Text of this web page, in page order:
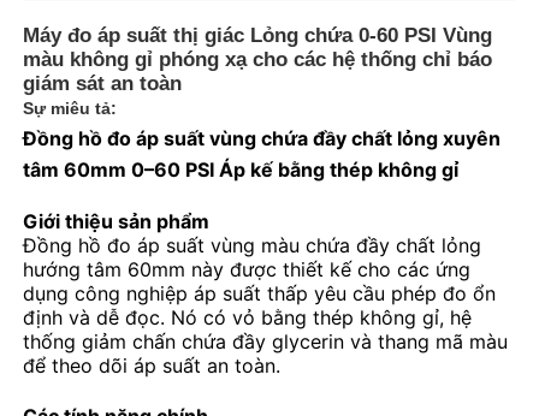
Nhà
Sản phẩm
Về chúng tôi
Máy đo áp suất thị giác Lỏng chứa 0-60 PSI Vùng
màu không gỉ phóng xạ cho các hệ thống chỉ báo
giám sát an toàn
Sự miêu tả:
Đồng hồ đo áp suất vùng chứa đầy chất lỏng xuyên
tâm 60mm 0–60 PSI Áp kế bằng thép không gỉ
Giới thiệu sản phẩm
Đồng hồ đo áp suất vùng màu chứa đầy chất lỏng
hướng tâm 60mm này được thiết kế cho các ứng
dụng công nghiệp áp suất thấp yêu cầu phép đo ổn
định và dễ đọc. Nó có vỏ bằng thép không gỉ, hệ
thống giảm chấn chứa đầy glycerin và thang mã màu
để theo dõi áp suất an toàn.